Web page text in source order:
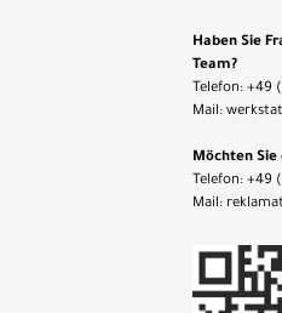
Haben Sie
Team?
Telefon: +49
Mail:
Möchten
Telefon: +49
Mail: